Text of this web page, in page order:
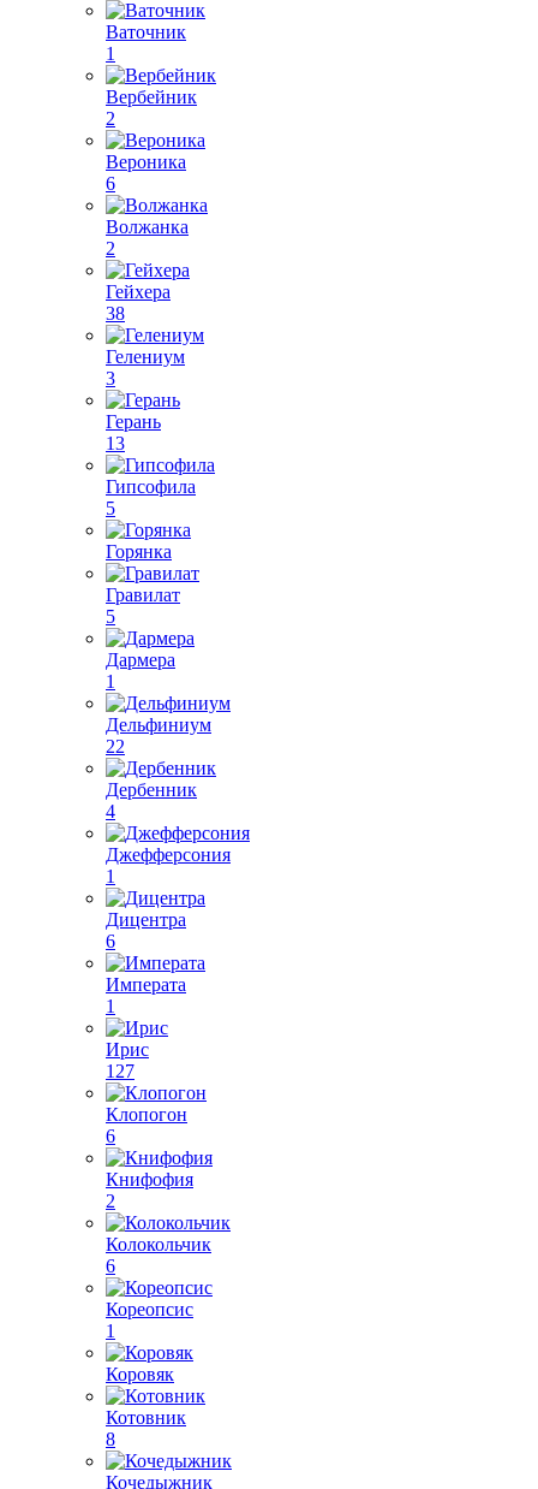
Ваточник
1
Вербейник
2
Вероника
6
Волжанка
2
Гейхера
38
Гелениум
3
Герань
13
Гипсофила
5
Горянка
Гравилат
5
Дармера
1
Дельфиниум
22
Дербенник
4
Джефферсония
1
Дицентра
6
Императа
1
Ирис
127
Клопогон
6
Книфофия
2
Колокольчик
6
Кореопсис
1
Коровяк
Котовник
8
Кочедыжник